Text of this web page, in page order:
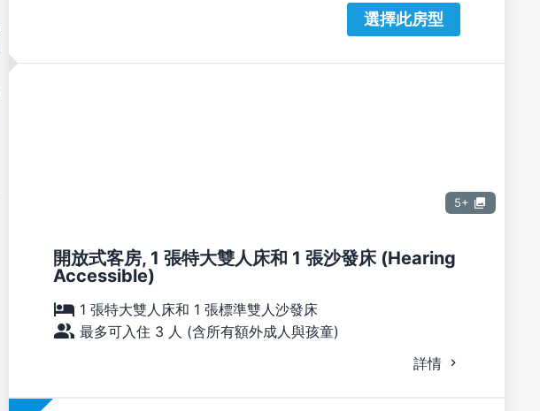
選擇此房型
5+
開放式客房, 1 張特大雙人床和 1 張沙發床 (Hearing
Accessible)
1 張特大雙人床和 1 張標準雙人沙發床
最多可入住 3 人 (含所有額外成人與孩童)
詳情